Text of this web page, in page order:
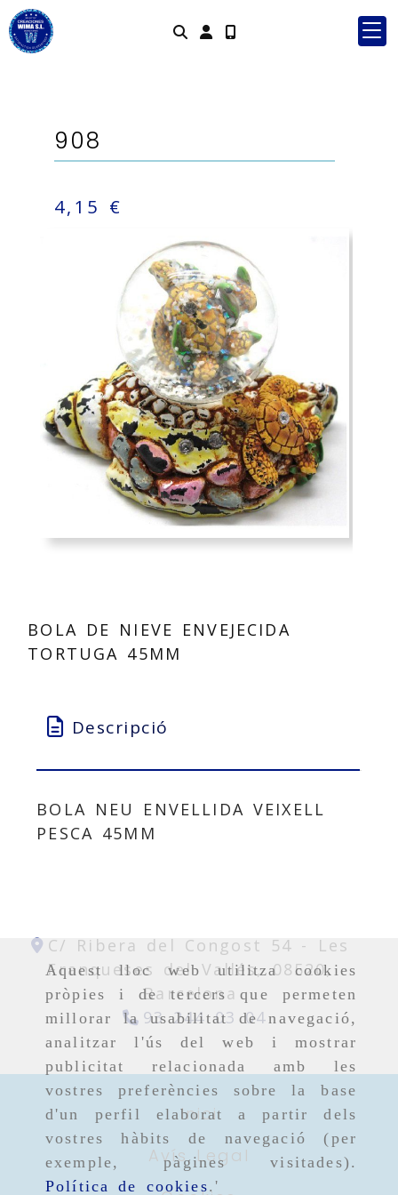
Aquest lloc web utilitza cookies
pròpies i de tercers que permeten
millorar la usabilitat de navegació,
analitzar l'ús del web i mostrar
publicitat relacionada amb les
vostres preferències sobre la base
d'un perfil elaborat a partir dels
vostres hàbits de navegació (per
exemple, pàgines visitades).
Política de cookies.'
Identifícat
908
4,15 €
BOLA DE NIEVE ENVEJECIDA
TORTUGA 45MM
Descripció
BOLA NEU ENVELLIDA VEIXELL
PESCA 45MM
C/ Ribera del Congost 54 -
Les
Franqueses del Vallés,08520,
Barcelona
93 244 03 04
Inici
Avís Legal